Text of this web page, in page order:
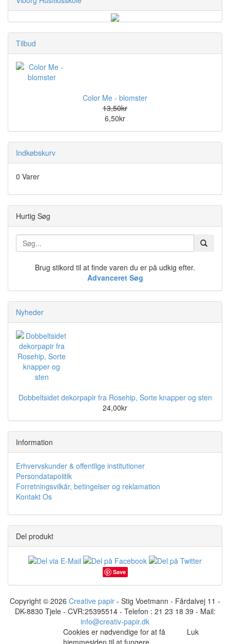
Tilbud
Color Me - blomster
13,50kr
6,50kr
Indkøbskurv
0 Varer
Hurtig Søg
Brug stikord til at finde varen du er på udkig efter.
Advanceret Søg
Nyheder
Dobbeltsidet dekorpapir fra Rosehip, Sorte knapper og sten
24,00kr
Information
Erhvervskunder & offentlige institutioner
Persondatapolitik
Forretningsvilkår, betingelser og reklamation
Kontakt Os
Del produkt
Save
Copyright © 2026 Creative papir - Stig Voetmann - Fårdalvej 11 -
DK-8830 Tjele - CVR:25395514 - Telefon : 21 23 18 39 - Mail:
info@creativ-papir.dk
Cookies er nødvendige for at få
hjemmesiden til at fungere,
Luk